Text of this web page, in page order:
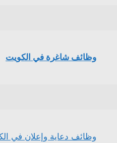
وظائف شاغرة في الكويت
وظائف دعاية وإعلان في